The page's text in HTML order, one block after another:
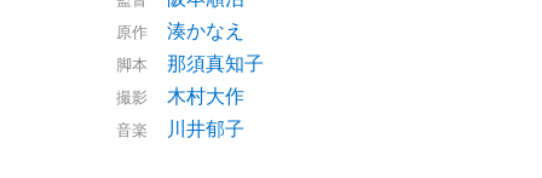
原作 湊かなえ
脚本 那須真知子
撮影 木村大作
音楽 川井郁子